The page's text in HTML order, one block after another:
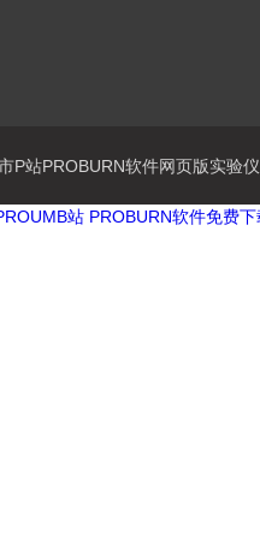
P站PROBURN软件网页版实
站 PROBURN软件免费